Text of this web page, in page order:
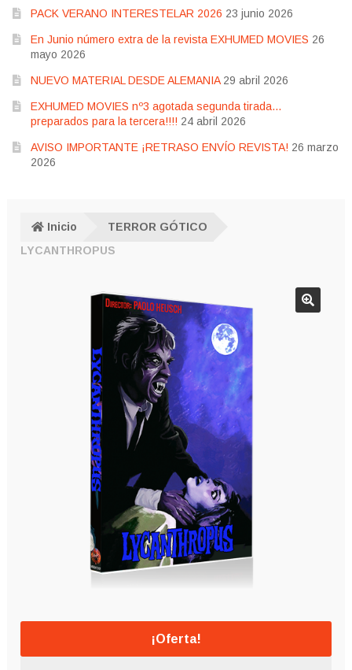
PACK VERANO INTERESTELAR 2026 23 junio 2026
En Junio número extra de la revista EXHUMED MOVIES 26
mayo 2026
NUEVO MATERIAL DESDE ALEMANIA 29 abril 2026
EXHUMED MOVIES nº3 agotada segunda tirada…
preparados para la tercera!!!! 24 abril 2026
AVISO IMPORTANTE ¡RETRASO ENVÍO REVISTA! 26 marzo
2026
Inicio
TERROR GÓTICO
LYCANTHROPUS
¡Oferta!